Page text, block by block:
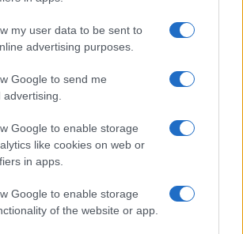
my user data to be sent to
advertising purposes.
Google to send me
Google to enable storage
like cookies on web or
in apps.
Google to enable storage
of the website or app.
Apple iPhone 15 Pro
Nyugati GSM
280.000 Ft (új)